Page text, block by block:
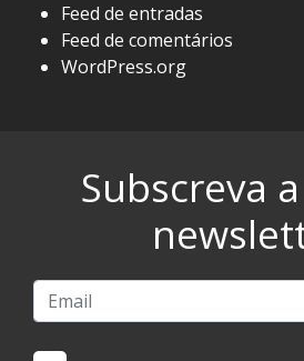
Feed de entradas
Feed de comentários
WordPress.org
Subscreva